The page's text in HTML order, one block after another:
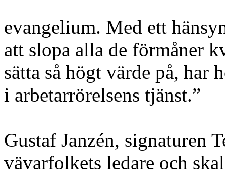
evangelium. Med ett
att slopa alla de förmåner
sätta så högt värde på,
i arbetarrörelsens tjänst.”
Gustaf Janzén, signaturen
vävarfolkets ledare och